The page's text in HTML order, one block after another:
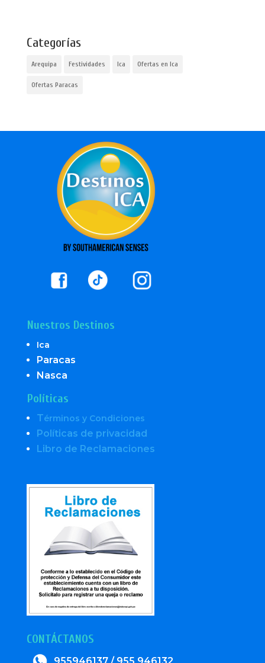
Categorías
Arequipa Festividades Ica Ofertas en Ica
Ofertas Paracas
Nuestros Destinos
Ica
Paracas
Nasca
Políticas
Términos y Condiciones
Políticas de privacidad
Libro de Reclamaciones
CONTÁCTANOS